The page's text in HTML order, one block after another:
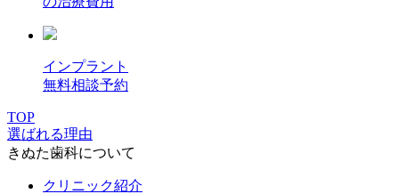
インプラント
無料相談予約
TOP
選ばれる理由
きぬた歯科について
クリニック紹介